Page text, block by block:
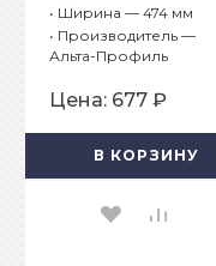
• Ширина — 474 мм
• Производитель —
Альта-Профиль
Цена: 677 ₽
В КОРЗИНУ